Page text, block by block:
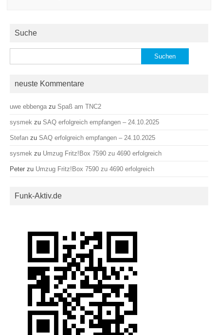
Suche
nach:
neuste Kommentare
uwe ebbenga zu Spaß am TNC2
sysmek zu SAQ erfolgreich empfangen – 24.10.2025
Stefan zu SAQ erfolgreich empfangen – 24.10.2025
sysmek zu Umzug Fritz!Box 7590 zu 4690 erfolgreich
Peter zu Umzug Fritz!Box 7590 zu 4690 erfolgreich
Funk-Aktiv.de